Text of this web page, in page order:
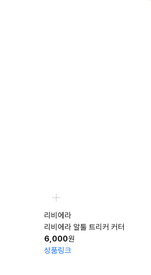
리비에라
리비에라 알툴 트리커 커터
6,000원
상품링크